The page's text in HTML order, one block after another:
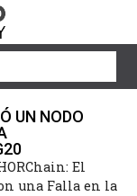
UN NODO
El
una Falla en la